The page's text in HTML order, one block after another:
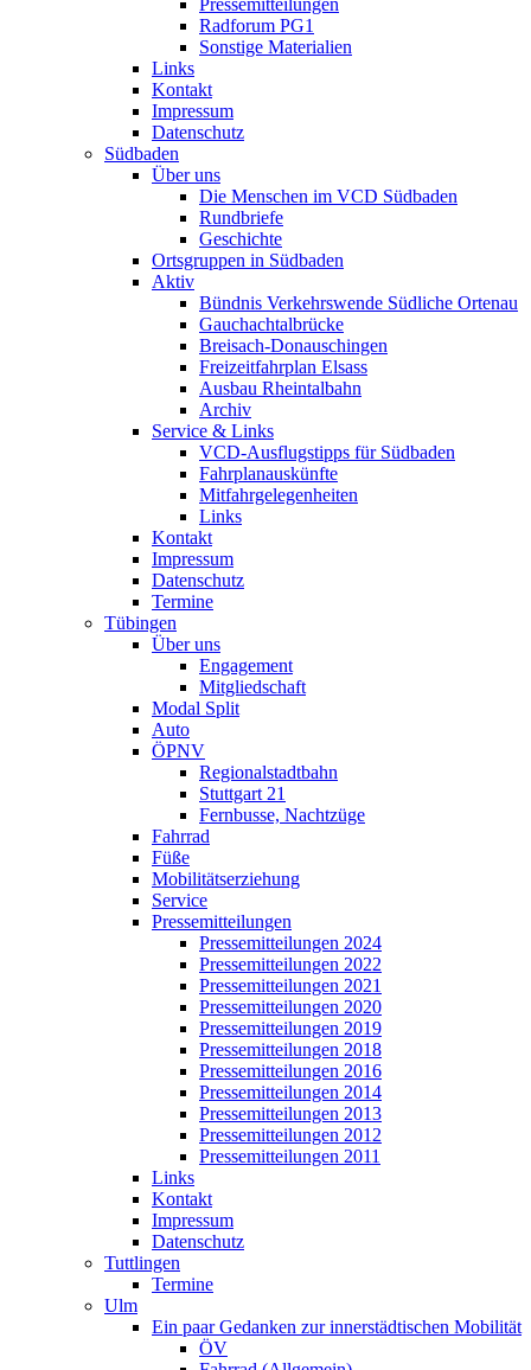
Pressemitteilungen
Radforum PG1
Sonstige Materialien
Links
Kontakt
Impressum
Datenschutz
Südbaden
Über uns
Die Menschen im VCD Südbaden
Rundbriefe
Geschichte
Ortsgruppen in Südbaden
Aktiv
Bündnis Verkehrswende Südliche Ortenau
Gauchachtalbrücke
Breisach-Donauschingen
Freizeitfahrplan Elsass
Ausbau Rheintalbahn
Archiv
Service & Links
VCD-Ausflugstipps für Südbaden
Fahrplanauskünfte
Mitfahrgelegenheiten
Links
Kontakt
Impressum
Datenschutz
Termine
Tübingen
Über uns
Engagement
Mitgliedschaft
Modal Split
Auto
ÖPNV
Regionalstadtbahn
Stuttgart 21
Fernbusse, Nachtzüge
Fahrrad
Füße
Mobilitätserziehung
Service
Pressemitteilungen
Pressemitteilungen 2024
Pressemitteilungen 2022
Pressemitteilungen 2021
Pressemitteilungen 2020
Pressemitteilungen 2019
Pressemitteilungen 2018
Pressemitteilungen 2016
Pressemitteilungen 2014
Pressemitteilungen 2013
Pressemitteilungen 2012
Pressemitteilungen 2011
Links
Kontakt
Impressum
Datenschutz
Tuttlingen
Termine
Ulm
Ein paar Gedanken zur innerstädtischen Mobilität
ÖV